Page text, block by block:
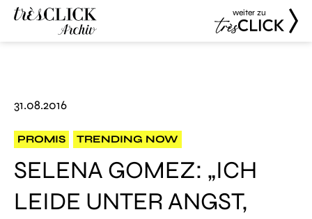
weiter zu
31.08.2016
PROMIS TRENDING NOW
SELENA GOMEZ: „ICH
LEIDE UNTER ANGST,